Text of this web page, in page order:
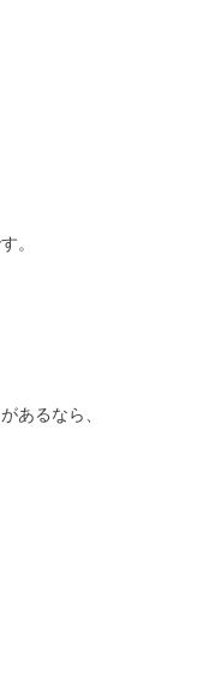
。
あるなら、